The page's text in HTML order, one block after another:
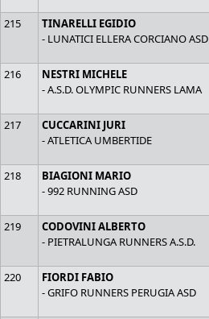
215
TINARELLI EGIDIO
- LUNATICI ELLERA CORCIANO ASD
216
NESTRI MICHELE
- A.S.D. OLYMPIC RUNNERS LAMA
217
CUCCARINI JURI
- ATLETICA UMBERTIDE
218
BIAGIONI MARIO
- 992 RUNNING ASD
219
CODOVINI ALBERTO
- PIETRALUNGA RUNNERS A.S.D.
220
FIORDI FABIO
- GRIFO RUNNERS PERUGIA ASD